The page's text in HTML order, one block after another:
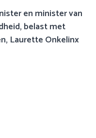
en minister van
belast met
Laurette Onkelinx